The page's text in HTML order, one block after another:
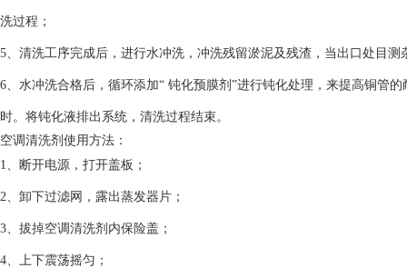
洗过程；
5、清洗工序完成后，进行水冲洗，冲洗残留淤泥及残渣，当出口处目
6、水冲洗合格后，循环添加“ 钝化预膜剂”进行钝化处理，来提高铜管
时。将钝化液排出系统，清洗过程结束。
空调清洗剂使用方法：
1、断开电源，打开盖板；
2、卸下过滤网，露出蒸发器片；
3、拔掉空调清洗剂内保险盖；
4、上下震荡摇匀；